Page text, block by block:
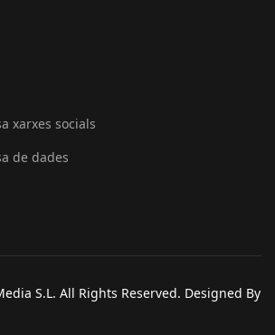
xarxes socials
de dades
S.L. All Rights Reserved. Designed By